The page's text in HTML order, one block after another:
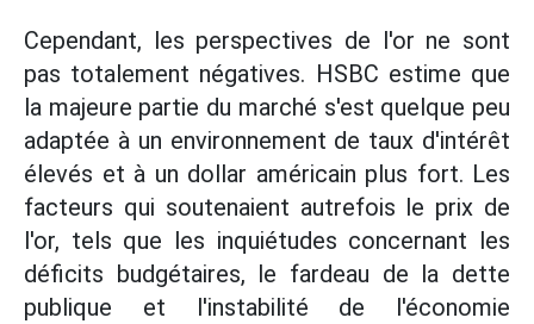
Cependant, les perspectives de l'or ne sont
pas totalement négatives. HSBC estime que
la majeure partie du marché s'est quelque peu
adaptée à un environnement de taux d'intérêt
élevés et à un dollar américain plus fort. Les
facteurs qui soutenaient autrefois le prix de
l'or, tels que les inquiétudes concernant les
déficits budgétaires, le fardeau de la dette
publique et l'instabilité de l'économie